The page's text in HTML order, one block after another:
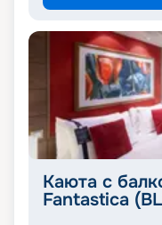
Каюта с
Fantastica